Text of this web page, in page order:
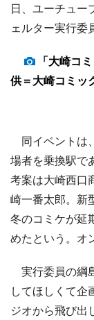
日、ユーチュー
ェルター実行委
「大崎コ
供＝大崎コミッ
同イベントは
場者を乗換駅で
考案は大崎西口
崎一番太郎。新
冬のコミケが延
めたという。オ
実行委員の綱
してほしくて企
ジオから飛び出